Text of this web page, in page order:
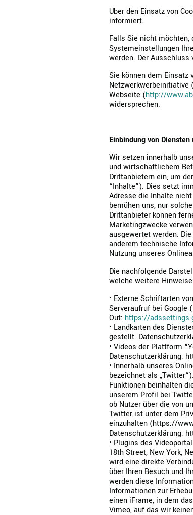
Über den Einsatz von
informiert.
Falls Sie nicht möchten,
Systemeinstellungen
werden. Der Ausschluss
Sie können dem Einsatz
Netzwerkwerbeinitiative (
Webseite (http://
widersprechen.
Einbindung von
Wir setzen innerhalb
und wirtschaftlichem
Drittanbietern ein, um
“Inhalte”). Dies setzt
Adresse die Inhalte
bemühen uns, nur
Drittanbieter können
Marketingzwecke
ausgewertet werden.
anderem technische
Nutzung unseres
Die nachfolgende
welche weitere
• Externe Schriftarten
Serveraufruf bei Google
Out: https://
• Landkarten des
gestellt.
• Videos der Plattform
Datenschutzerklärung:
• Innerhalb unseres
bezeichnet als
Funktionen beinhalten
unserem Profil bei
ob Nutzer über die von
Twitter ist unter dem
einzuhalten (https://
Datenschutzerklärung:
• Plugins des
18th Street, New York,
wird eine direkte
über Ihren Besuch und
werden diese
Informationen zur
einen iFrame, in dem
Vimeo, auf das wir